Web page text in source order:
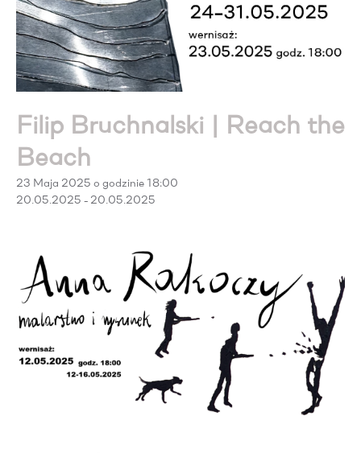
Filip Bruchnalski | Reach the
Beach
23 Maja 2025 o godzinie 18:00
20.05.2025 - 20.05.2025